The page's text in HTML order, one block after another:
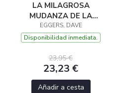
LA MILAGROSA
MUDANZA DE LA
MANSIÓN MINA DE LOS
MILLER
EGGERS, DAVE
Disponibilidad inmediata.
23,95 €
23,23 €
Añadir a cesta